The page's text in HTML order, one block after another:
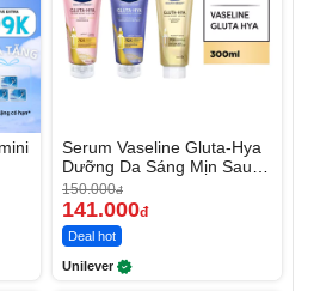
Serum Vaseline Gluta-Hya
Dưỡng Da Sáng Mịn Sau 7
Ngày
150.000đ
141.000đ
Deal hot
Unilever